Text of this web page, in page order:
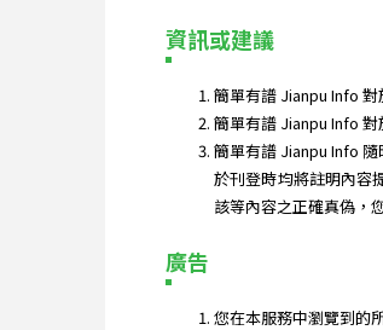
資訊或建議
簡單有譜 Jianpu Info
簡單有譜 Jianpu Info
簡單有譜 Jianpu Info
於刊登時均將註明內容
該等內容之正確真偽，
廣告
您在本服務中瀏覽到的